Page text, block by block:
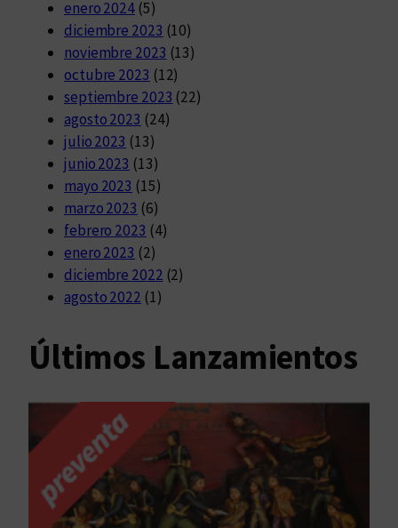
enero 2024 (5)
diciembre 2023 (10)
noviembre 2023 (13)
octubre 2023 (12)
septiembre 2023 (22)
agosto 2023 (24)
julio 2023 (13)
junio 2023 (13)
mayo 2023 (15)
marzo 2023 (6)
febrero 2023 (4)
enero 2023 (2)
diciembre 2022 (2)
agosto 2022 (1)
Últimos Lanzamientos